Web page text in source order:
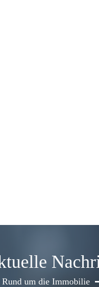
Rund um die Immobilie